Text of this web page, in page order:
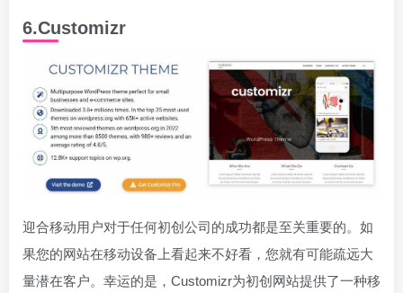
6.Customizr
迎合移动用户对于任何初创公司的成功都是至关重要的。如
果您的网站在移动设备上看起来不好看，您就有可能疏远大
量潜在客户。幸运的是，Customizr为初创网站提供了一种移